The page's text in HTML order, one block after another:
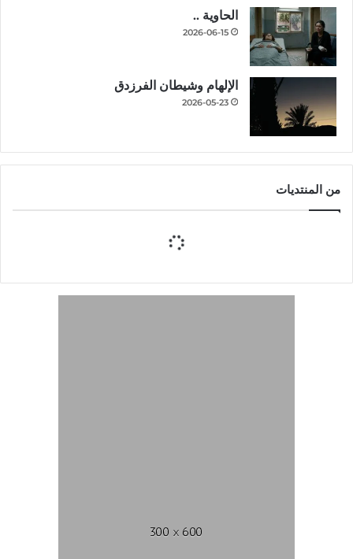
الحاوية ..
2026-06-15
الإلهام وشيطان الفرزدق
2026-05-23
من المنتديات